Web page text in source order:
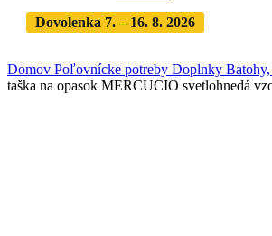
Dovolenka 7. – 16. 8. 2026
Domov Poľovnícke potreby Doplnky Batohy,
taška na opasok MERCUCIO svetlohnedá